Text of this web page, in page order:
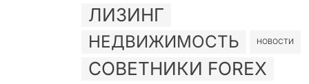
ЛИЗИНГ
НЕДВИЖИМОСТЬ НОВОСТИ
СОВЕТНИКИ FOREX